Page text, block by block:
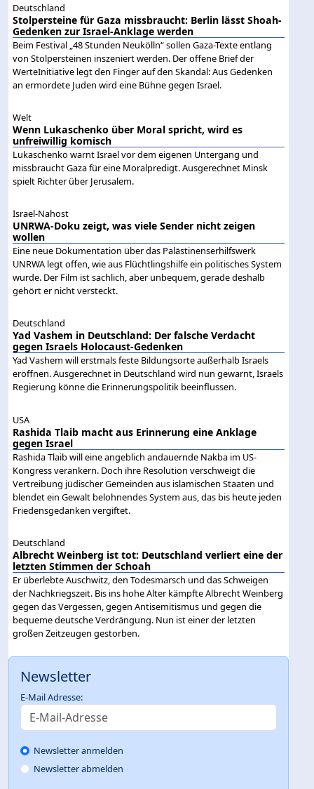
Deutschland
Stolpersteine für Gaza missbraucht: Berlin lässt Shoah-
Gedenken zur Israel-Anklage werden
Beim Festival „48 Stunden Neukölln“ sollen Gaza-Texte entlang
von Stolpersteinen inszeniert werden. Der offene Brief der
WerteInitiative legt den Finger auf den Skandal: Aus Gedenken
an ermordete Juden wird eine Bühne gegen Israel.
Welt
Wenn Lukaschenko über Moral spricht, wird es
unfreiwillig komisch
Lukaschenko warnt Israel vor dem eigenen Untergang und
missbraucht Gaza für eine Moralpredigt. Ausgerechnet Minsk
spielt Richter über Jerusalem.
Israel-Nahost
UNRWA-Doku zeigt, was viele Sender nicht zeigen
wollen
Eine neue Dokumentation über das Palästinenserhilfswerk
UNRWA legt offen, wie aus Flüchtlingshilfe ein politisches System
wurde. Der Film ist sachlich, aber unbequem, gerade deshalb
gehört er nicht versteckt.
Deutschland
Yad Vashem in Deutschland: Der falsche Verdacht
gegen Israels Holocaust-Gedenken
Yad Vashem will erstmals feste Bildungsorte außerhalb Israels
eröffnen. Ausgerechnet in Deutschland wird nun gewarnt, Israels
Regierung könne die Erinnerungspolitik beeinflussen.
USA
Rashida Tlaib macht aus Erinnerung eine Anklage
gegen Israel
Rashida Tlaib will eine angeblich andauernde Nakba im US-
Kongress verankern. Doch ihre Resolution verschweigt die
Vertreibung jüdischer Gemeinden aus islamischen Staaten und
blendet ein Gewalt belohnendes System aus, das bis heute jeden
Friedensgedanken vergiftet.
Deutschland
Albrecht Weinberg ist tot: Deutschland verliert eine der
letzten Stimmen der Schoah
Er überlebte Auschwitz, den Todesmarsch und das Schweigen
der Nachkriegszeit. Bis ins hohe Alter kämpfte Albrecht Weinberg
gegen das Vergessen, gegen Antisemitismus und gegen die
bequeme deutsche Verdrängung. Nun ist einer der letzten
großen Zeitzeugen gestorben.
Newsletter
E-Mail Adresse:
Newsletter anmelden
Newsletter abmelden